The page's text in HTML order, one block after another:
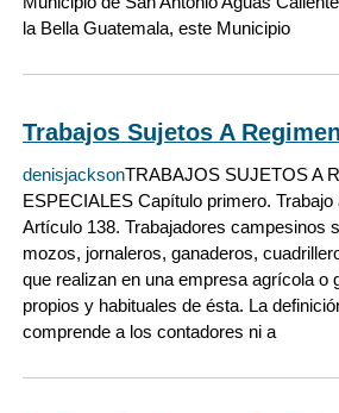
la Bella Guatemala, este Municipio
Trabajos Sujetos A
denisjacksonTRABAJOS SUJETOS A
ESPECIALES Capítulo primero.
Artículo 138. Trabajadores campesinos
mozos, jornaleros, ganaderos,
que realizan en una empresa agrícola o
propios y habituales de ésta. La
comprende a los contadores ni a